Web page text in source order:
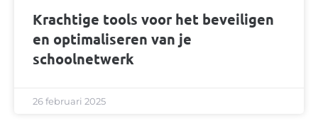
Krachtige tools voor het beveiligen
en optimaliseren van je
schoolnetwerk
26 februari 2025